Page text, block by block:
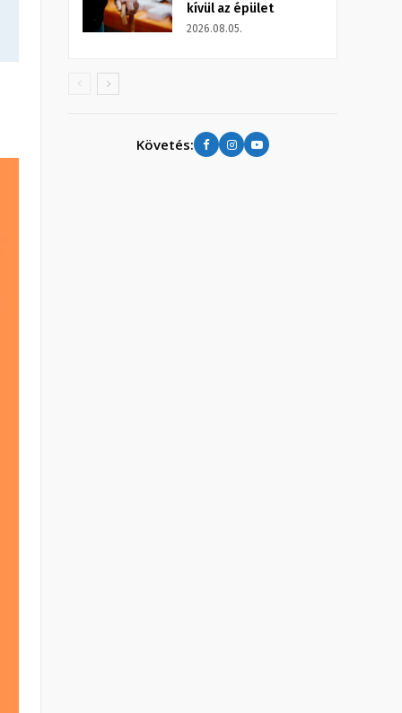
kívül az épület
2026.08.05.
Követés: